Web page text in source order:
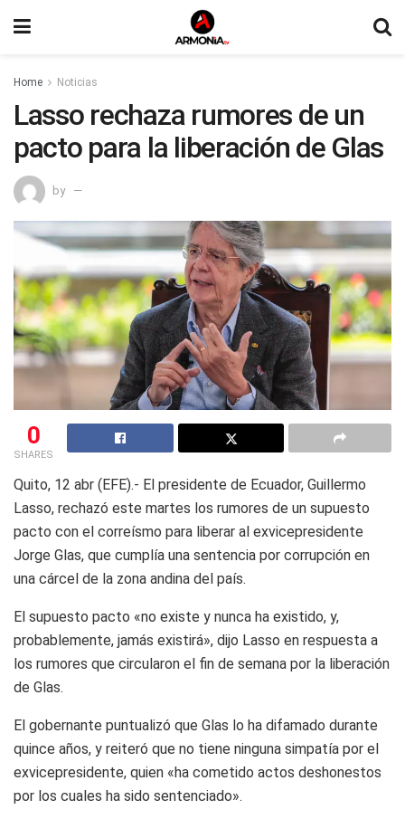
Home Noticias
Lasso rechaza rumores de un
pacto para la liberación de Glas
by
0
SHARES
Quito, 12 abr (EFE).- El presidente de Ecuador, Guillermo
Lasso, rechazó este martes los rumores de un supuesto
pacto con el correísmo para liberar al exvicepresidente
Jorge Glas, que cumplía una sentencia por corrupción en
una cárcel de la zona andina del país.
El supuesto pacto «no existe y nunca ha existido, y,
probablemente, jamás existirá», dijo Lasso en respuesta a
los rumores que circularon el fin de semana por la liberación
de Glas.
El gobernante puntualizó que Glas lo ha difamado durante
quince años, y reiteró que no tiene ninguna simpatía por el
exvicepresidente, quien «ha cometido actos deshonestos
por los cuales ha sido sentenciado».